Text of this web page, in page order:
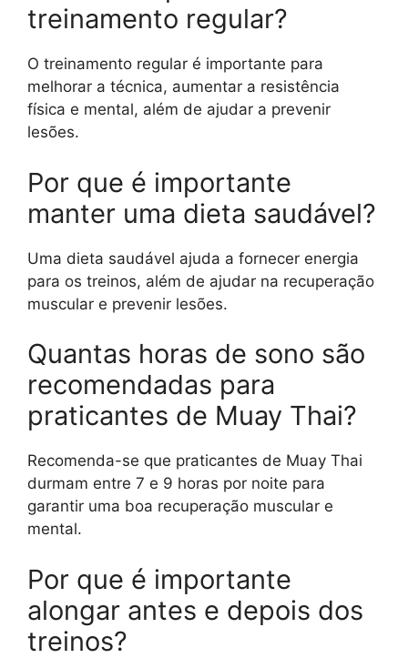
treinamento regular?
O treinamento regular é importante para
melhorar a técnica, aumentar a resistência
física e mental, além de ajudar a prevenir
lesões.
Por que é importante
manter uma dieta saudável?
Uma dieta saudável ajuda a fornecer energia
para os treinos, além de ajudar na recuperação
muscular e prevenir lesões.
Quantas horas de sono são
recomendadas para
praticantes de Muay Thai?
Recomenda-se que praticantes de Muay Thai
durmam entre 7 e 9 horas por noite para
garantir uma boa recuperação muscular e
mental.
Por que é importante
alongar antes e depois dos
treinos?